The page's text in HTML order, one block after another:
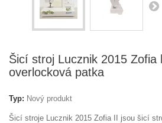
Šicí stroj Lucznik 2015 Zofia
overlocková patka
Typ: Nový produkt
Šicí stroje Lucznik 2015 Zofia II jsou šicí